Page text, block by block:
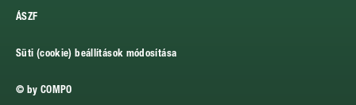
ÁSZF
Süti (cookie) beállítások módosítása
© by COMPO